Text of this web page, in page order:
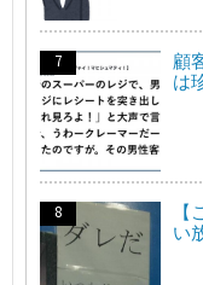
顧
は
い